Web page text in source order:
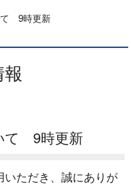
て 9時更新
て 9時更新
ただき、誠にありが